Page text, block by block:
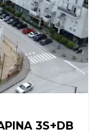
3S+DB